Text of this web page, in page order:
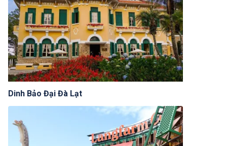
Dinh Bảo Đại Đà Lạt